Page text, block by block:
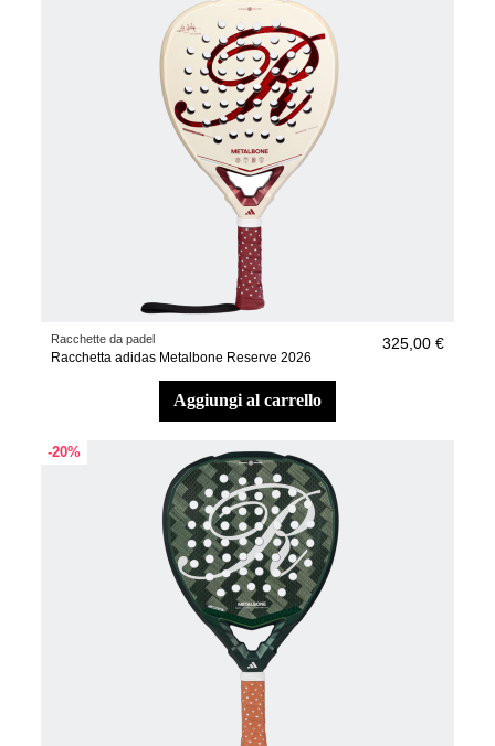
Racchette da padel
Racchetta adidas Metalbone Reserve 2026
325,00 €
aggiungi al carrello
-20%